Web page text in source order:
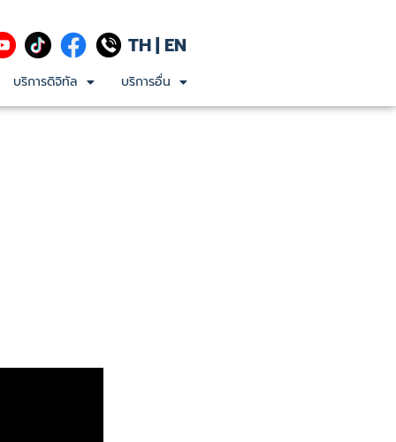
TH| EN
บริการดิจิทัล บริการอื่น